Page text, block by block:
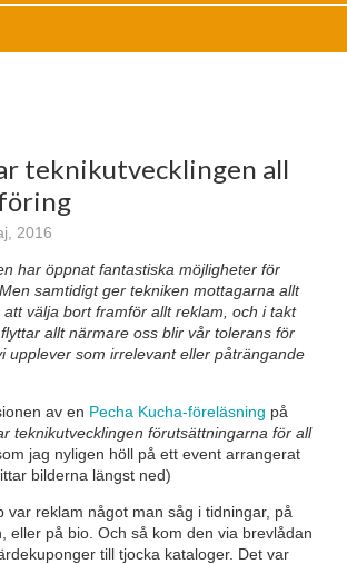
teknikutvecklingen all
2016
har öppnat fantastiska möjligheter för
samtidigt ger tekniken mottagarna allt
välja bort framför allt reklam, och i takt
allt närmare oss blir vår tolerans för
upplever som irrelevant eller påträngande
av en Pecha Kucha-föreläsning på
teknikutvecklingen förutsättningarna för all
jag nyligen höll på ett event arrangerat
bilderna längst ned)
var reklam något man såg i tidningar, på
eller på bio. Och så kom den via brevlådan
till tjocka kataloger. Det var